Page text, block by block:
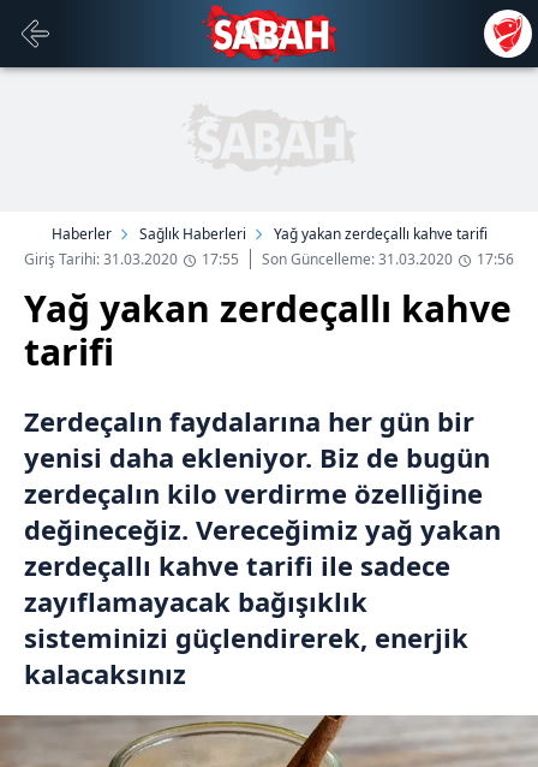
Haberler Sağlık Haberleri
Yağ yakan zerdeçallı kahve tarifi
Giriş Tarihi: 31.03.2020
17:55 Son Güncelleme: 31.03.2020 17:56
Yağ yakan zerdeçallı kahve
tarifi
Zerdeçalın faydalarına her gün bir
yenisi daha ekleniyor. Biz de bugün
zerdeçalın kilo verdirme özelliğine
değineceğiz. Vereceğimiz yağ yakan
zerdeçallı kahve tarifi ile sadece
zayıflamayacak bağışıklık
sisteminizi güçlendirerek, enerjik
kalacaksınız